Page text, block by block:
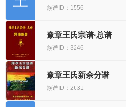
族谱ID：1556
豫章王氏宗谱·总谱
族谱ID：3246
豫章王氏新余分谱
族谱ID：2631